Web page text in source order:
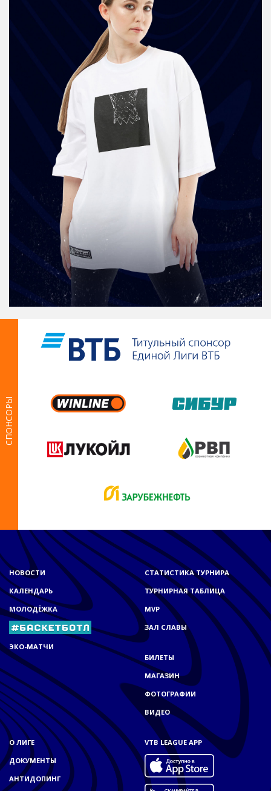
СПОНСОРЫ
НОВОСТИ
КАЛЕНДАРЬ
МОЛОДЁЖКА
ЭКО-МАТЧИ
СТАТИСТИКА ТУРНИРА
ТУРНИРНАЯ ТАБЛИЦА
MVP
ЗАЛ СЛАВЫ
БИЛЕТЫ
МАГАЗИН
ФОТОГРАФИИ
ВИДЕО
О ЛИГЕ
ДОКУМЕНТЫ
АНТИДОПИНГ
VTB LEAGUE APP